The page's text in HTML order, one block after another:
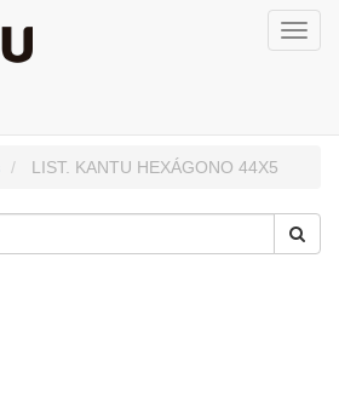
LIST. KANTU HEXÁGONO 44X5